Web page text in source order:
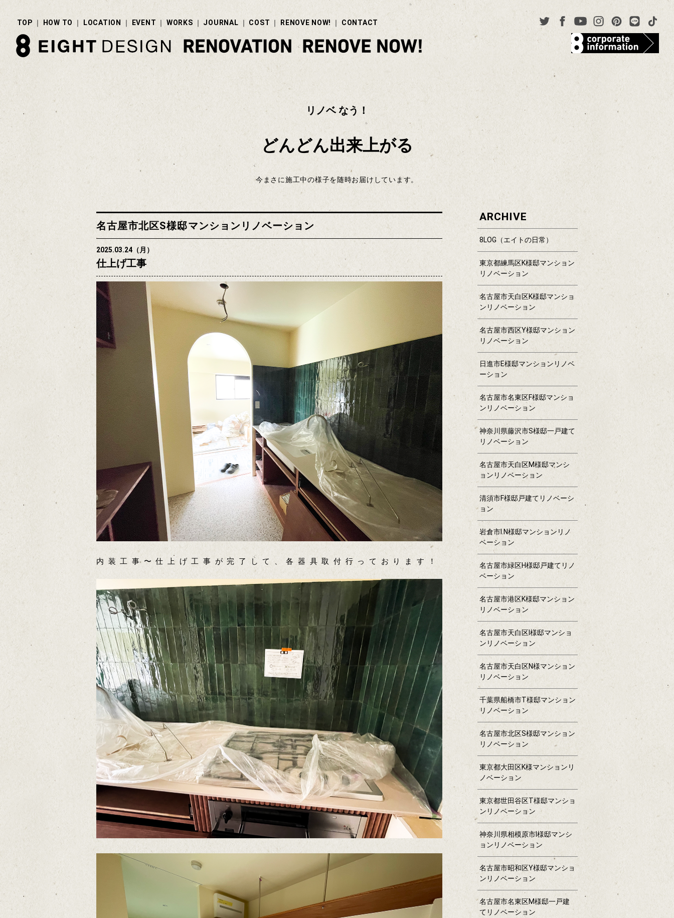
TOP HOW TO LOCATION EVENT WORKS JOURNAL COST RENOVE NOW! CONTACT
リノベ なう！
どんどん出来上がる
今まさに施工中の様子を随時お届けしています。
名古屋市北区S様邸マンションリノベーション
2025.03.24（月）
仕上げ工事
内装工事〜仕上げ工事が完了して、各器具取付行っております！
ARCHIVE
8LOG（エイトの日常）
東京都練馬区K様邸マンション
リノベーション
名古屋市天白区K様邸マンショ
ンリノベーション
名古屋市西区Y様邸マンション
リノベーション
日進市E様邸マンションリノベ
ーション
名古屋市名東区F様邸マンショ
ンリノベーション
神奈川県藤沢市S様邸一戸建て
リノベーション
名古屋市天白区M様邸マンシ
ョンリノベーション
清須市F様邸戸建てリノベーシ
ョン
岩倉市I.N様邸マンションリノ
ベーション
名古屋市緑区H様邸戸建てリノ
ベーション
名古屋市港区K様邸マンション
リノベーション
名古屋市天白区I様邸マンショ
ンリノベーション
名古屋市天白区N様マンション
リノベーション
千葉県船橋市T様邸マンション
リノベーション
名古屋市北区S様邸マンション
リノベーション
東京都大田区K様マンションリ
ノベーション
東京都世田谷区T様邸マンショ
ンリノベーション
神奈川県相模原市I様邸マンシ
ョンリノベーション
名古屋市昭和区Y様邸マンショ
ンリノベーション
名古屋市名東区M様邸一戸建
てリノベーション